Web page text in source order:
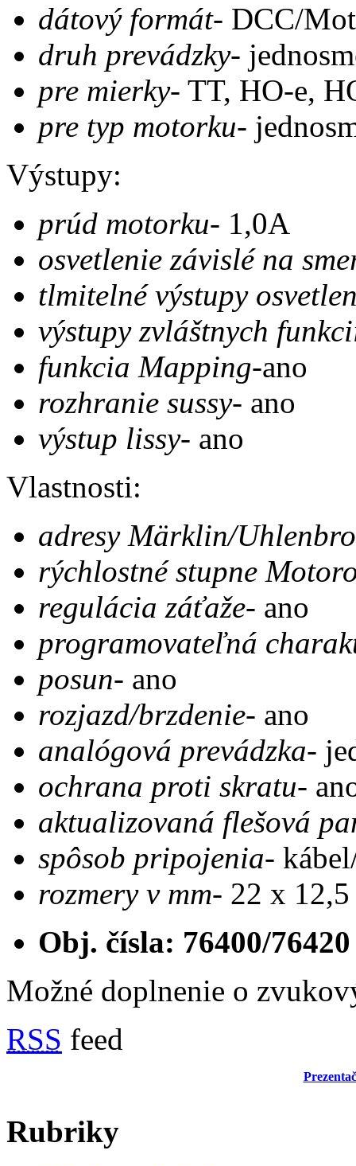
dátový formát- DCC/
druh prevádzky-
pre mierky- TT, HO-e,
pre typ motorku-
Výstupy:
prúd motorku- 1,0A
osvetlenie závislé na
tlmitelné výstupy
výstupy zvláštnych
funkcia Mapping-ano
rozhranie sussy- ano
výstup lissy- ano
Vlastnosti:
adresy Märklin/
rýchlostné stupne
regulácia záťaže- ano
programovateľná
posun- ano
rozjazd/brzdenie- ano
analógová prevádzka-
ochrana proti skratu-
aktualizovaná flešová
spôsob pripojenia-
rozmery v mm- 22 x
Obj. čísla: 76400/76420
Možné doplnenie o
RSS feed
Rubriky